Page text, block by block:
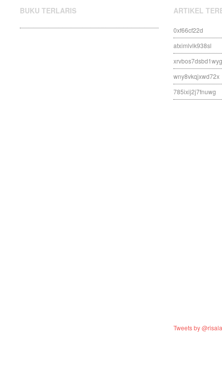
BUKU TERLARIS ARTIKEL
0xf66cf22d
atximlvlk938sl
wny8vkqjxwd72x
785ixij2j7fnuwg
Tweets by